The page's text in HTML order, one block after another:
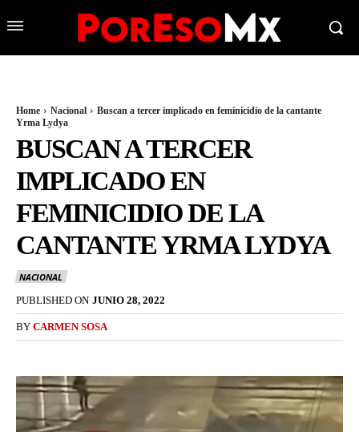
Home Nacional
Buscan a tercer implicado en feminicidio de la cantante
Yrma Lydya
BUSCAN A TERCER
IMPLICADO EN
FEMINICIDIO DE LA
CANTANTE YRMA LYDYA
NACIONAL
PUBLISHED ON JUNIO 28, 2022
BY CARMEN SOSA